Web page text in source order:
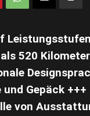
520
Gepäck
von